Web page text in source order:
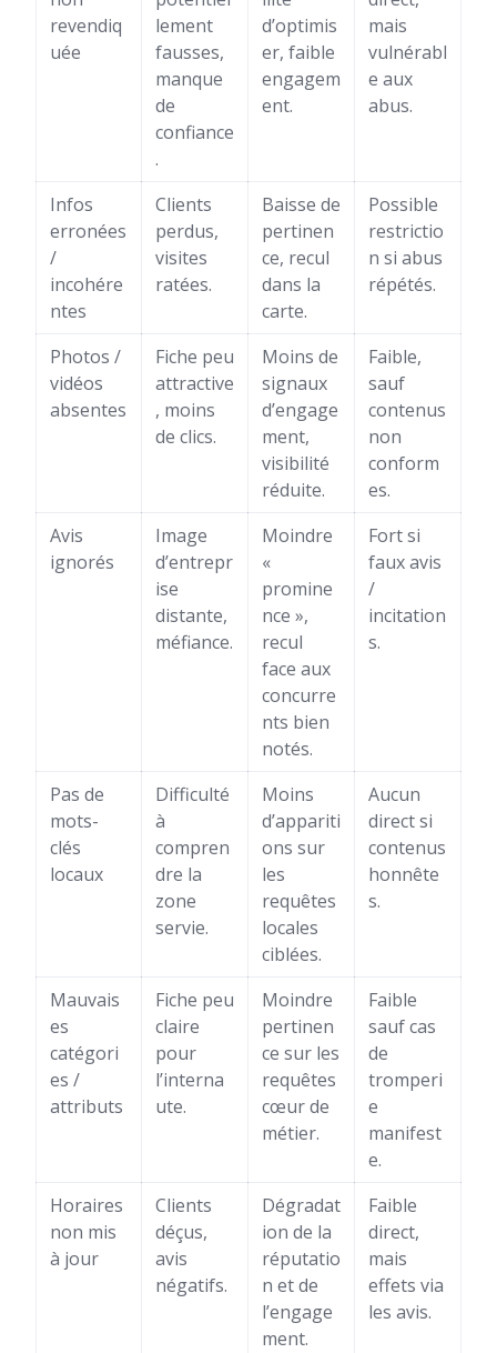
revendiq
uée
lement
fausses,
manque
de
confiance
.
d’optimis
er, faible
engagem
ent.
mais
vulnérabl
e aux
abus.
Infos
erronées
/
incohére
ntes
Clients
perdus,
visites
ratées.
Baisse de
pertinen
ce, recul
dans la
carte.
Possible
restrictio
n si abus
répétés.
Photos /
vidéos
absentes
Fiche peu
attractive
, moins
de clics.
Moins de
signaux
d’engage
ment,
visibilité
réduite.
Faible,
sauf
contenus
non
conform
es.
Avis
ignorés
Image
d’entrepr
ise
distante,
méfiance.
Moindre
«
promine
nce »,
recul
face aux
concurre
nts bien
notés.
Fort si
faux avis
/
incitation
s.
Pas de
mots-
clés
locaux
Difficulté
à
compren
dre la
zone
servie.
Moins
d’appariti
ons sur
les
requêtes
locales
ciblées.
Aucun
direct si
contenus
honnête
s.
Mauvais
es
catégori
es /
attributs
Fiche peu
claire
pour
l’interna
ute.
Moindre
pertinen
ce sur les
requêtes
cœur de
métier.
Faible
sauf cas
de
tromperi
e
manifest
e.
Horaires
non mis
à jour
Clients
déçus,
avis
négatifs.
Dégradat
ion de la
réputatio
n et de
l’engage
ment.
Faible
direct,
mais
effets via
les avis.